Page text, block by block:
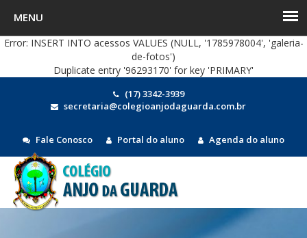
Error: INSERT INTO acessos VALUES (NULL, '1785978004', 'galeria-
de-fotos')
Duplicate entry '96293170' for key 'PRIMARY'
(17) 3342-3939
secretaria@colegioanjodaguarda.com.br
Fale Conosco Portal do aluno Agenda do aluno